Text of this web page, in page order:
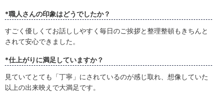
*職人さんの印象はどうでしたか？
すごく優しくてお話ししやすく毎日のご挨拶と整理整頓もきちんと
されて安心できました。
*仕上がりに満足していますか？
見ていてとても「丁寧」にされているのが感じ取れ、想像していた
以上の出来映えで大満足です。